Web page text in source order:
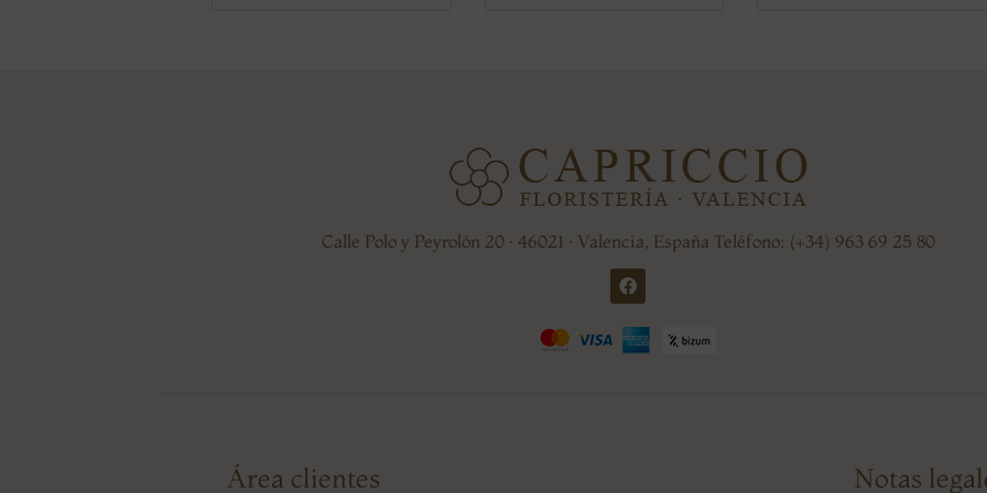
Calle Polo y Peyrolón 20 · 46021 · Valencia, España Teléfono: (+34) 963 69 25 80
Área clientes Notas